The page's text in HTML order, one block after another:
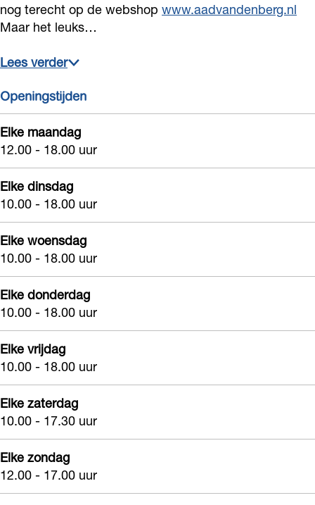
h
o
e
n
c
h
n
e
n
c
h
n
e
n
nog terecht op de webshop www.aadvandenberg.nl
Maar het leuks…
Lees verder
Openingstijden
Elke maandag
12.00 - 18.00 uur
Elke dinsdag
10.00 - 18.00 uur
Elke woensdag
10.00 - 18.00 uur
Elke donderdag
10.00 - 18.00 uur
Elke vrijdag
10.00 - 18.00 uur
Elke zaterdag
10.00 - 17.30 uur
Elke zondag
12.00 - 17.00 uur